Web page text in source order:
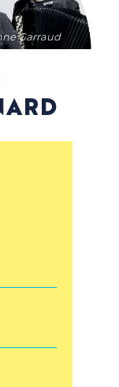
Garraud